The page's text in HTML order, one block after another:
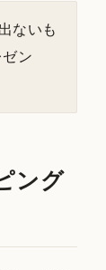
ないも
ン
ング